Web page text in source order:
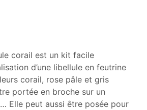
corail est un kit facile
d’une libellule en feutrine
corail, rose pâle et gris
portée en broche sur un
Elle peut aussi être posée pour